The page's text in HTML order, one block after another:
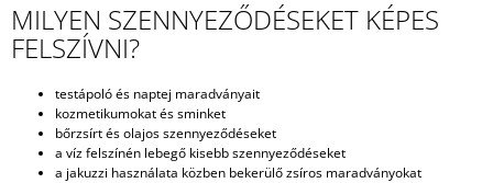
MILYEN SZENNYEZŐDÉSEKET KÉPES
FELSZÍVNI?
testápoló és naptej maradványait
kozmetikumokat és sminket
bőrzsírt és olajos szennyeződéseket
a víz felszínén lebegő kisebb szennyeződéseket
a jakuzzi használata közben bekerülő zsíros maradványokat